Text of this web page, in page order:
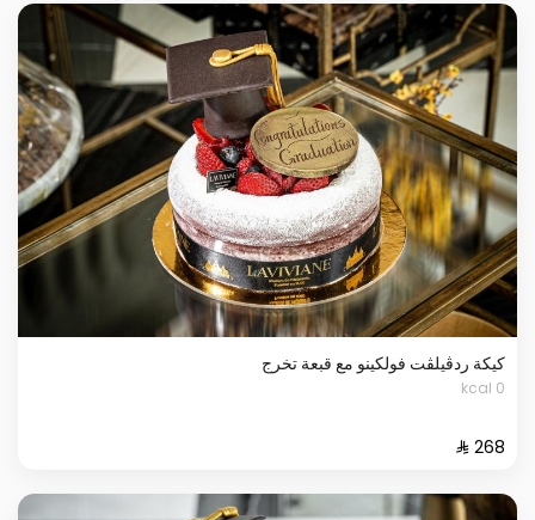
كيكة ردڤيلڤت فولكينو مع قبعة تخرج
0 kcal